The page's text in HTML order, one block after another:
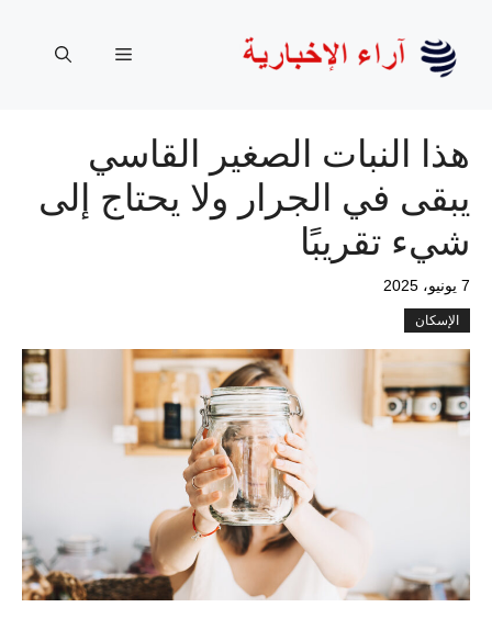
المحتوى
القائمة
هذا النبات الصغير القاسي
يبقى في الجرار ولا يحتاج إلى
شيء تقريبًا
7 يونيو، 2025
الإسكان